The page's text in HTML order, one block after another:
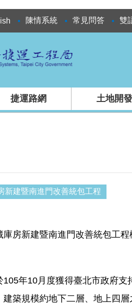
陳情系統 常見問答 雙
捷運路網 土地開發
新建暨南進門改善統包工程
房新建暨南進門改善統包工程
年10月度獲得臺北市政府
建築規模約地下二層、地上四